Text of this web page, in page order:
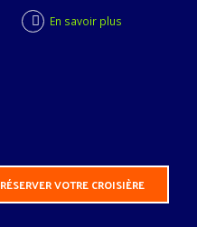
En savoir plus
RÉSERVER VOTRE CROISIÈRE